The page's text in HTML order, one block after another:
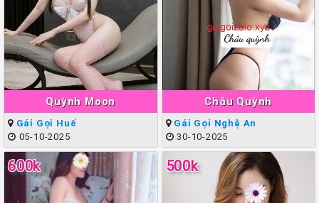
Quỳnh Moon
Gái Gọi Huế
05-10-2025
Châu Quỳnh
Gái Gọi Nghệ An
30-10-2025
600k 500k